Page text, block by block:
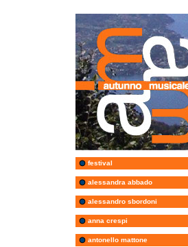
festival
alessandra abbado
alessandro sbordoni
anna crespi
antonello mattone